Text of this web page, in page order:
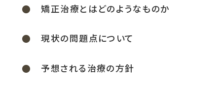
矯正治療とはどのようなものか
現状の問題点について
予想される治療の方針